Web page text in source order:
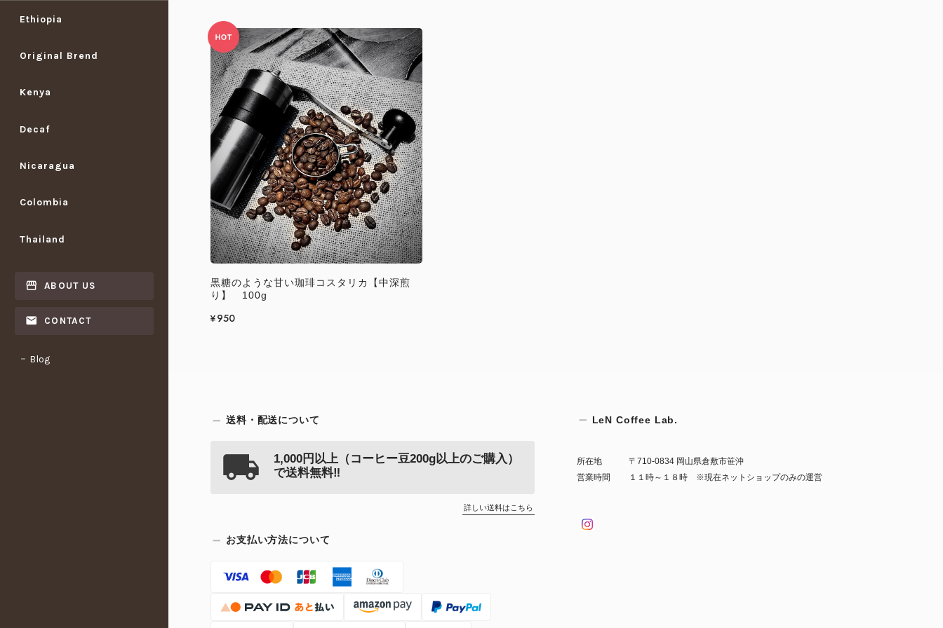
Ethiopia
Original Brend
Kenya
Decaf
Nicaragua
Colombia
Thailand
ABOUT US
CONTACT
Blog
黒糖のような甘い珈琲コスタリカ【中深煎
り】 100g
¥950
送料・配送について
1,000円以上（コーヒー豆200g以上のご購入）
で送料無料‼
詳しい送料はこちら
お支払い方法について
LeN Coffee Lab.
所在地
〒710-0834 岡山県倉敷市笹沖
営業時間
１１時～１８時 ※現在ネットショップのみの運営